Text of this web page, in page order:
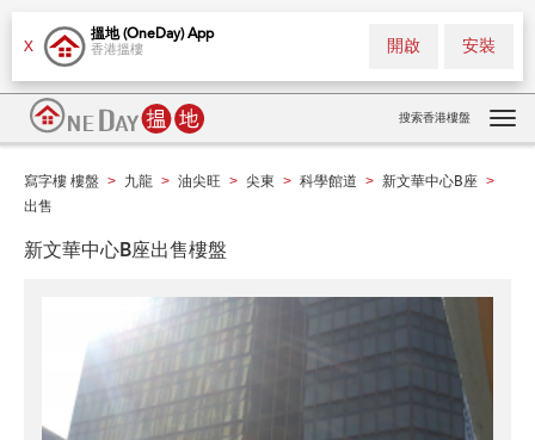
X
搵地 (OneDay) App
香港搵樓 安裝
開啟
搜索香港樓盤
寫字樓 樓盤 > 九龍 > 油尖旺 > 尖東 > 科學館道 > 新文華中心B座 >
出售
新文華中心B座出售樓盤